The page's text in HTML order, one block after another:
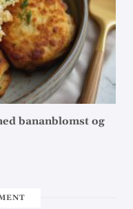
bananblomst og